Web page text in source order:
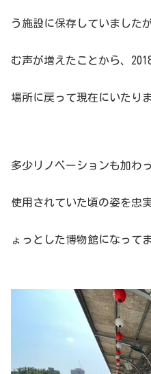
う施設に保存していました
む声が増えたことから、
場所に戻って現在にいたりま
多少リノベーションも加わ
使用されていた頃の姿を忠
ょっとした博物館になって